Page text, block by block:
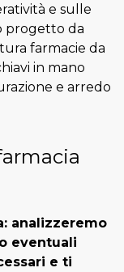
e sulle
progetto da
farmacie da
in mano
e arredo
analizzeremo
eventuali
e ti